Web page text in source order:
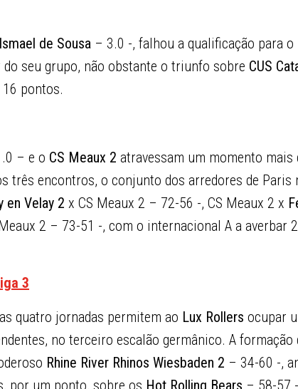
Ismael de Sousa – 3.0 -, falhou a qualificação para
seu grupo, não obstante o triunfo sobre CUS
pontos.
– e o CS Meaux 2 atravessam um momento mais
três encontros, o conjunto dos arredores de Paris
en Velay 2 x CS Meaux 2 – 72-56 -, CS Meaux 2 x
2 – 73-51 -, com o internacional A a averbar
3
quatro jornadas permitem ao Lux Rollers ocupar
no terceiro escalão germânico. A formação
Rhine River Rhinos Wiesbaden 2 – 34-60 -,
por um ponto, sobre os Hot Rolling Bears – 58-57